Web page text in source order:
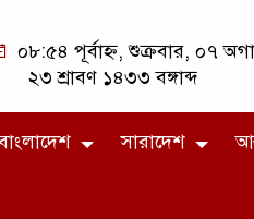
০৮:৫৪ পূর্বাহ্ন, শুক্রবার, ০৭
২৩ শ্রাবণ ১৪৩৩ বঙ্গাব্দ
সারাদেশ